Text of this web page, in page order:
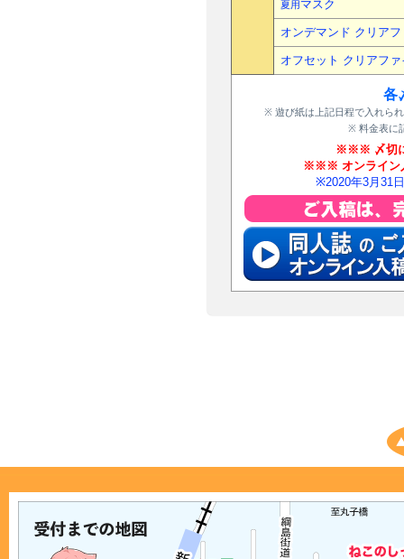
夏用マスク
オンデマンド クリアフ
オフセット クリアファ
各
※ 遊び紙は上記日程で入れら
※ 料金表に
※※※ 〆切に
※※※ オンライン
※2020年3月31